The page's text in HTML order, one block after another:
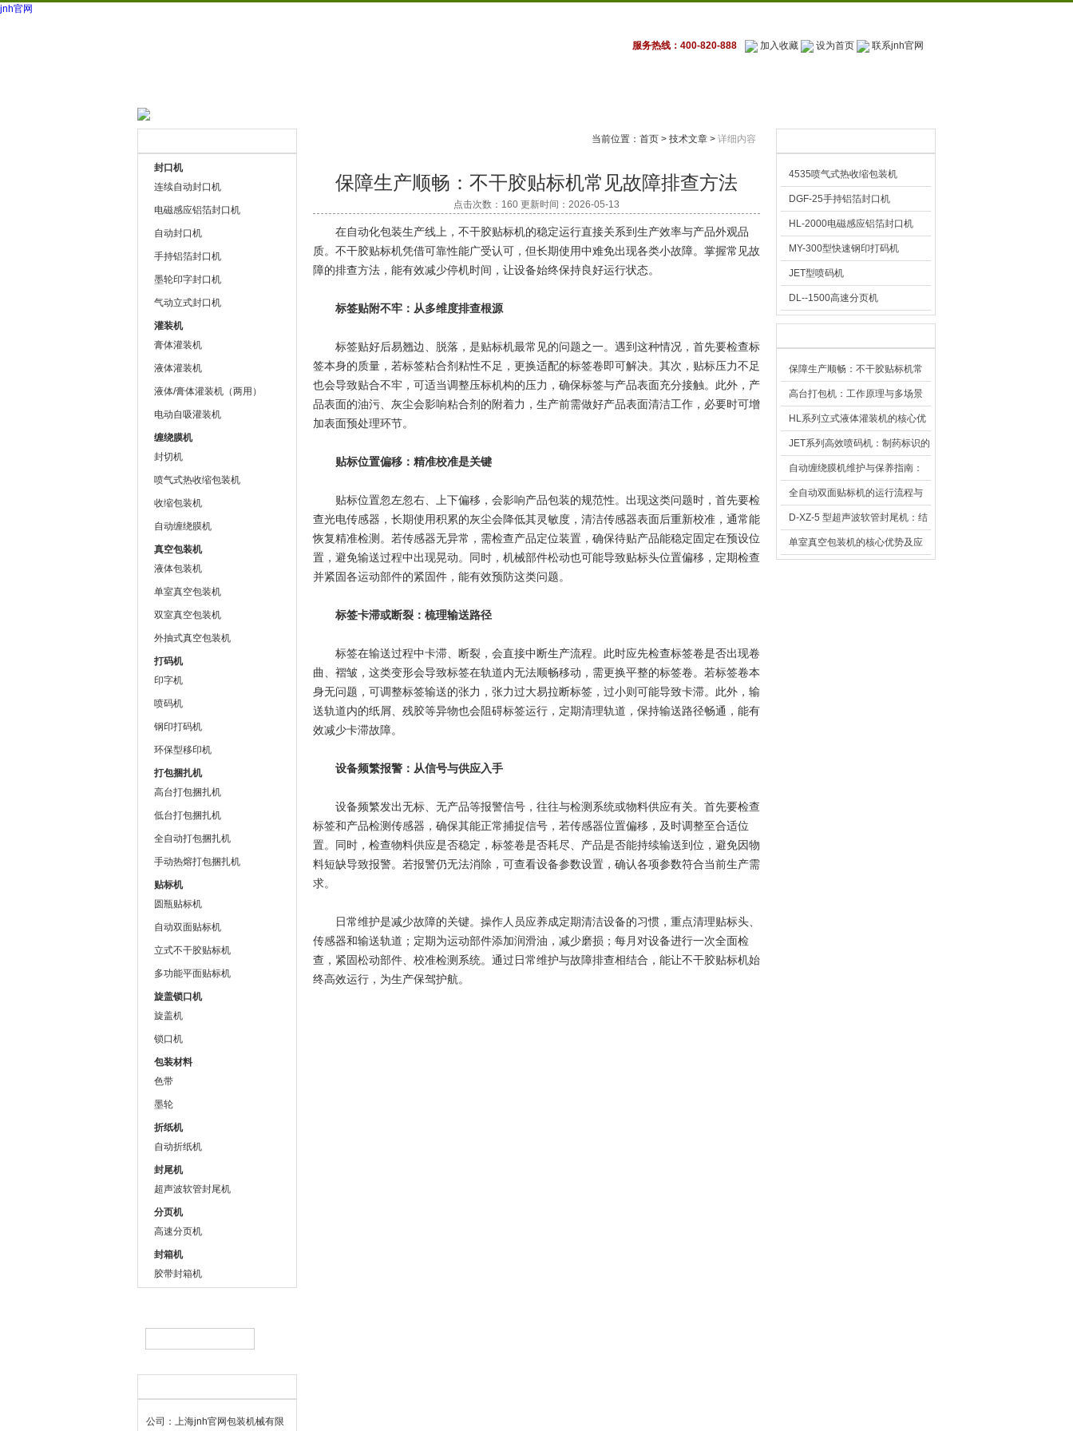
jnh官网
上海jnh官网包装机械有限公司
服务热线：400-820-888 加入收藏 设为首页 联系jnh官网
封口机
连续自动封口机
电磁感应铝箔封口机
自动封口机
手持铝箔封口机
墨轮印字封口机
气动立式封口机
灌装机
膏体灌装机
液体灌装机
液体/膏体灌装机（两用）
电动自吸灌装机
缠绕膜机
封切机
喷气式热收缩包装机
收缩包装机
自动缠绕膜机
真空包装机
液体包装机
单室真空包装机
双室真空包装机
外抽式真空包装机
打码机
印字机
喷码机
钢印打码机
环保型移印机
打包捆扎机
高台打包捆扎机
低台打包捆扎机
全自动打包捆扎机
手动热熔打包捆扎机
贴标机
圆瓶贴标机
自动双面贴标机
立式不干胶贴标机
多功能平面贴标机
旋盖锁口机
旋盖机
锁口机
包装材料
色带
墨轮
折纸机
自动折纸机
封尾机
超声波软管封尾机
分页机
高速分页机
封箱机
胶带封箱机
公司：上海jnh官网包装机械有限
当前位置： 首页 > 技术文章 > 详细内容
保障生产顺畅：不干胶贴标机常见故障排查方法
点击次数：160 更新时间：2026-05-13
在自动化包装生产线上，不干胶贴标机的稳定运行直接关系到生产效率与产品外观品
质。不干胶贴标机凭借可靠性能广受认可，但长期使用中难免出现各类小故障。掌握常见故
障的排查方法，能有效减少停机时间，让设备始终保持良好运行状态。
标签贴附不牢：从多维度排查根源
标签贴好后易翘边、脱落，是贴标机最常见的问题之一。遇到这种情况，首先要检查标
签本身的质量，若标签粘合剂粘性不足，更换适配的标签卷即可解决。其次，贴标压力不足
也会导致贴合不牢，可适当调整压标机构的压力，确保标签与产品表面充分接触。此外，产
品表面的油污、灰尘会影响粘合剂的附着力，生产前需做好产品表面清洁工作，必要时可增
加表面预处理环节。
贴标位置偏移：精准校准是关键
贴标位置忽左忽右、上下偏移，会影响产品包装的规范性。出现这类问题时，首先要检
查光电传感器，长期使用积累的灰尘会降低其灵敏度，清洁传感器表面后重新校准，通常能
恢复精准检测。若传感器无异常，需检查产品定位装置，确保待贴产品能稳定固定在预设位
置，避免输送过程中出现晃动。同时，机械部件松动也可能导致贴标头位置偏移，定期检查
并紧固各运动部件的紧固件，能有效预防这类问题。
标签卡滞或断裂：梳理输送路径
标签在输送过程中卡滞、断裂，会直接中断生产流程。此时应先检查标签卷是否出现卷
曲、褶皱，这类变形会导致标签在轨道内无法顺畅移动，需更换平整的标签卷。若标签卷本
身无问题，可调整标签输送的张力，张力过大易拉断标签，过小则可能导致卡滞。此外，输
送轨道内的纸屑、残胶等异物也会阻碍标签运行，定期清理轨道，保持输送路径畅通，能有
效减少卡滞故障。
设备频繁报警：从信号与供应入手
设备频繁发出无标、无产品等报警信号，往往与检测系统或物料供应有关。首先要检查
标签和产品检测传感器，确保其能正常捕捉信号，若传感器位置偏移，及时调整至合适位
置。同时，检查物料供应是否稳定，标签卷是否耗尽、产品是否能持续输送到位，避免因物
料短缺导致报警。若报警仍无法消除，可查看设备参数设置，确认各项参数符合当前生产需
求。
日常维护是减少故障的关键。操作人员应养成定期清洁设备的习惯，重点清理贴标头、
传感器和输送轨道；定期为运动部件添加润滑油，减少磨损；每月对设备进行一次全面检
查，紧固松动部件、校准检测系统。通过日常维护与故障排查相结合，能让不干胶贴标机始
终高效运行，为生产保驾护航。
4535喷气式热收缩包装机
DGF-25手持铝箔封口机
HL-2000电磁感应铝箔封口机
MY-300型快速钢印打码机
JET型喷码机
DL--1500高速分页机
保障生产顺畅：不干胶贴标机常
见故障排查方法
高台打包机：工作原理与多场景
应用解析
HL系列立式液体灌装机的核心优
势及应用解析
JET系列高效喷码机：制药标识的
可靠帮手
自动缠绕膜机维护与保养指南：
延长寿命与高效运行的秘诀
全自动双面贴标机的运行流程与
日常维护方法
D-XZ-5 型超声波软管封尾机：结
构解析与性能优势
单室真空包装机的核心优势及应